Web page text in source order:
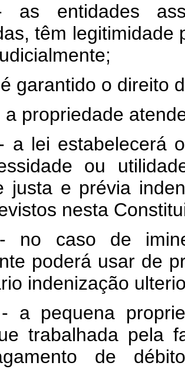
entidades
têm legitimidade
garantido o direito
a propriedade
a lei estabelecerá
ou
justa e prévia
nesta
no caso de
poderá usar de
indenização
a pequena
trabalhada pela
de